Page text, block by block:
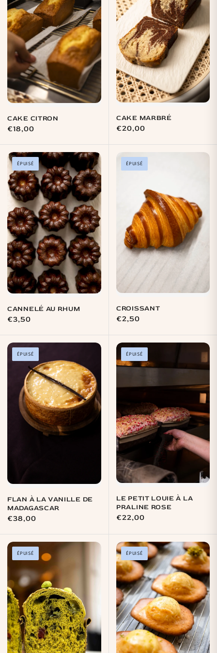
CAKE CITRON
Prix
€18,00
CAKE MARBRÉ
Prix
€20,00
ÉPUISÉ
CANNELÉ AU RHUM
Prix
€3,50
ÉPUISÉ
CROISSANT
Prix
€2,50
ÉPUISÉ
FLAN À LA VANILLE DE
MADAGASCAR
Prix
€38,00
ÉPUISÉ
LE PETIT LOUIE À LA
PRALINE ROSE
Prix
€22,00
ÉPUISÉ ÉPUISÉ